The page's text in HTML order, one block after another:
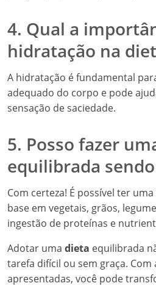
4. Qual a
hidratação na
A hidratação é fundamental
adequado do corpo e pode
sensação de saciedade.
5. Posso fazer
equilibrada
Com certeza! É possível ter uma
base em vegetais, grãos,
ingestão de proteínas e
Adotar uma dieta equilibrada
tarefa difícil ou sem graça. Com
apresentadas, você pode